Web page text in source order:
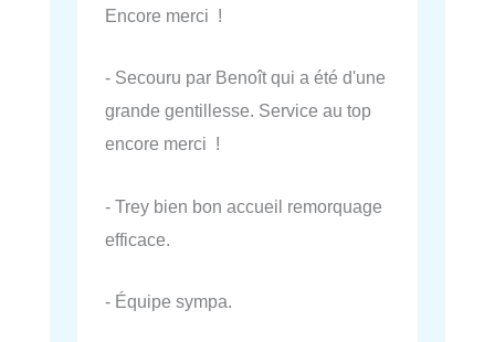
Encore merci !
- Secouru par Benoît qui a été d'une
grande gentillesse. Service au top
encore merci !
- Trey bien bon accueil remorquage
efficace.
- Équipe sympa.